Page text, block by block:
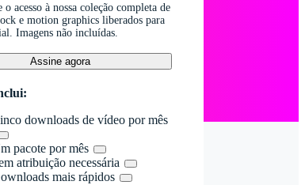
o acesso à nossa coleção completa de
e motion graphics liberados para
Imagens não incluídas.
Assine agora
downloads de vídeo por mês
pacote por mês
atribuição necessária
mais rápidos